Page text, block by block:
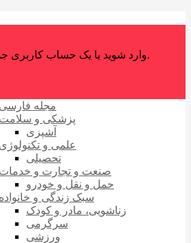
وارد شوید یا یک حساب کاربری جدید ایجاد کنید.
مجله فارسی
پزشکی و سلامت
آشپزی
علمی و تکنولوژی
تحصیلی
صنعت و تجارت و خدمات
حمل و نقل و خودرو
سبک زندگی و خانواده
زناشویی، مادر و کودک
سرگرمی
ورزشی